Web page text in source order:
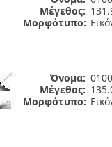
Μέγεθος:
Μορφότυπο:
Όνομα:
Μέγεθος:
Μορφότυπο: